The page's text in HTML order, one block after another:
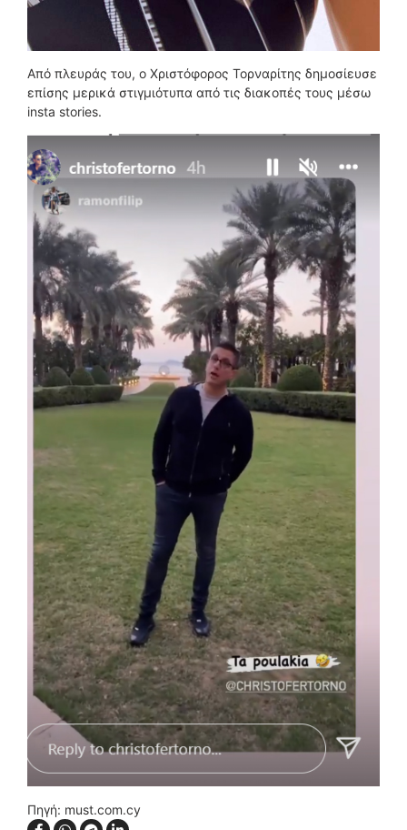
Από πλευράς του, ο Χριστόφορος Τορναρίτης δημοσίευσε
επίσης μερικά στιγμιότυπα από τις διακοπές τους μέσω
insta stories.
Πηγή: must.com.cy